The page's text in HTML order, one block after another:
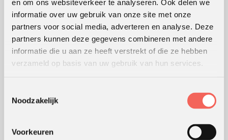
en om ons websiteverkeer te analyseren. Ook delen we
informatie over uw gebruik van onze site met onze
partners voor social media, adverteren en analyse. Deze
partners kunnen deze gegevens combineren met andere
informatie die u aan ze heeft verstrekt of die ze hebben
verzameld op basis van uw gebruik van hun services.
Noodzakelijk
Voorkeuren
Lees meer over ons
WERKVORMEN
Teambuilding
Persoonlijke ontwikkeling